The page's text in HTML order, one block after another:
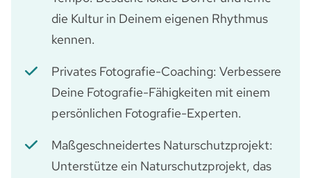
die Kultur in Deinem eigenen Rhythmus
kennen.
Privates Fotografie-Coaching: Verbessere
Deine Fotografie-Fähigkeiten mit einem
persönlichen Fotografie-Experten.
Maßgeschneidertes Naturschutzprojekt:
Unterstütze ein Naturschutzprojekt, das